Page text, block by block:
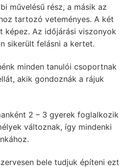
művelésű rész, a másik az
tartozó veteményes. A két
képez. Az időjárási viszonyok
sikerült felásni a kertet.
minden tanulói csoportnak
akik gondoznák a rájuk
2 – 3 gyerek foglalkozik
változnak, így mindenki
bele tudjuk építeni ezt